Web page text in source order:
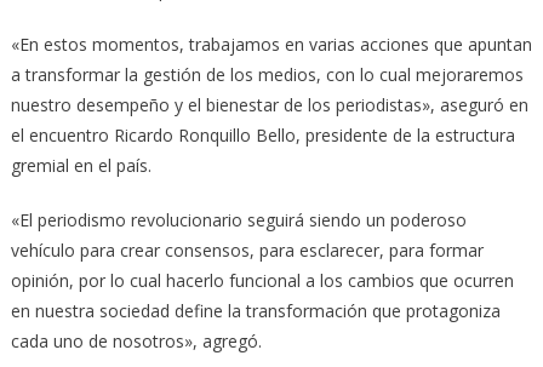
«En estos momentos, trabajamos en varias acciones que apuntan
a transformar la gestión de los medios, con lo cual mejoraremos
nuestro desempeño y el bienestar de los periodistas», aseguró en
el encuentro Ricardo Ronquillo Bello, presidente de la estructura
gremial en el país.
«El periodismo revolucionario seguirá siendo un poderoso
vehículo para crear consensos, para esclarecer, para formar
opinión, por lo cual hacerlo funcional a los cambios que ocurren
en nuestra sociedad define la transformación que protagoniza
cada uno de nosotros», agregó.